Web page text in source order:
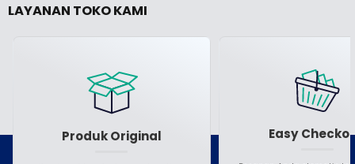
LAYANAN TOKO KAMI
Produk Original Easy